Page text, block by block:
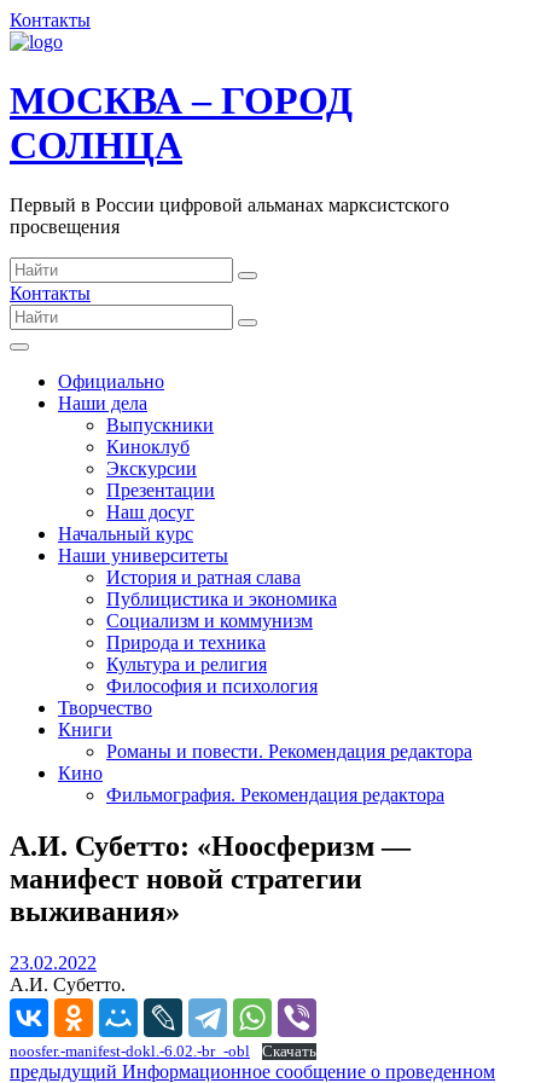
Контакты
МОСКВА – ГОРОД
СОЛНЦА
Первый в России цифровой альманах марксистского
просвещения
Контакты
Официально
Наши дела
Выпускники
Киноклуб
Экскурсии
Презентации
Наш досуг
Начальный курс
Наши университеты
История и ратная слава
Публицистика и экономика
Социализм и коммунизм
Природа и техника
Культура и религия
Философия и психология
Творчество
Книги
Романы и повести. Рекомендация редактора
Кино
Фильмография. Рекомендация редактора
А.И. Субетто: «Ноосферизм —
манифест новой стратегии
выживания»
23.02.2022
А.И. Субетто.
noosfer.-manifest-dokl.-6.02.-br_-obl Скачать
Навигация
предыдущий Предыдущий
Информационное сообщение о проведенном